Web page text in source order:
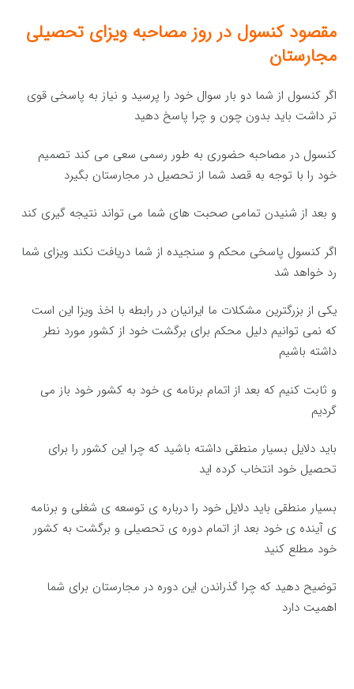
مقصود کنسول در روز مصاحبه ویزای تحصیلی
مجارستان
اگر کنسول از شما دو بار سوال خود را پرسید و نیاز به پاسخی قوی
تر داشت باید بدون چون و چرا پاسخ دهید
کنسول در مصاحبه حضوری به طور رسمی سعی می کند تصمیم
خود را با توجه به قصد شما از تحصیل در مجارستان بگیرد
و بعد از شنیدن تمامی صحبت های شما می تواند نتیجه گیری کند
اگر کنسول پاسخی محکم و سنجیده از شما دریافت نکند ویزای شما
رد خواهد شد
یکی از بزرگترین مشکلات ما ایرانیان در رابطه با اخذ ویزا این است
که نمی توانیم دلیل محکم برای برگشت خود از کشور مورد نطر
داشته باشیم
و ثابت کنیم که بعد از اتمام برنامه ی خود به کشور خود باز می
گردیم
باید دلایل بسیار منطقی داشته باشید که چرا این کشور را برای
تحصیل خود انتخاب کرده اید
بسیار منطقی باید دلایل خود را درباره ی توسعه ی شغلی و برنامه
ی آینده ی خود بعد از اتمام دوره ی تحصیلی و برگشت به کشور
خود مطلع کنید
توضیح دهید که چرا گذراندن این دوره در مجارستان برای شما
اهمیت دارد